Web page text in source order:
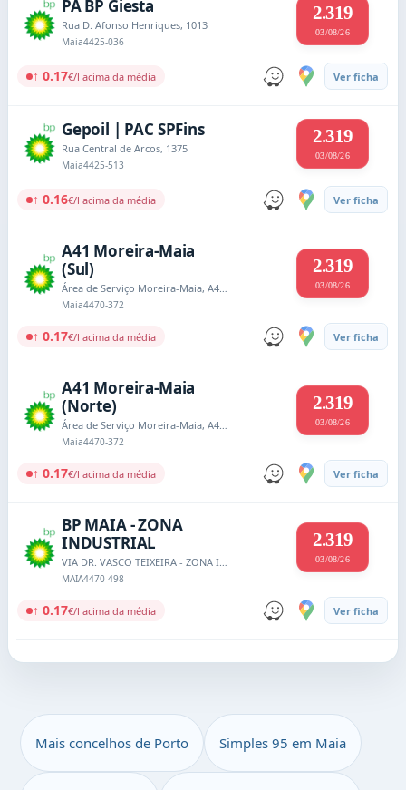
PA BP Giesta
Rua D. Afonso Henriques, 1013
Maia4425-036
2.319
03/08/26
↑ 0.17€/l acima da média Ver ficha
Gepoil | PAC SPFins
Rua Central de Arcos, 1375
Maia4425-513
2.319
03/08/26
↑ 0.16€/l acima da média Ver ficha
A41 Moreira-Maia
(Sul)
Área de Serviço Moreira-Maia, A41 Sublanço Alipor EN 3, km 4,3 e 4,8
Maia4470-372
2.319
03/08/26
↑ 0.17€/l acima da média Ver ficha
A41 Moreira-Maia
(Norte)
Área de Serviço Moreira-Maia, A41 Sublanço Alipor, EN 3, km 4,3 e 4,8
Maia4470-372
2.319
03/08/26
↑ 0.17€/l acima da média Ver ficha
BP MAIA - ZONA
INDUSTRIAL
VIA DR. VASCO TEIXEIRA - ZONA INDUSTRIAL MAIA I, SECTOR IX
MAIA4470-498
2.319
03/08/26
↑ 0.17€/l acima da média Ver ficha
Mais concelhos de Porto Simples 95 em Maia